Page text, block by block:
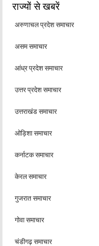
राज्यों से खबरें
अरुणाचल प्रदेश समाचार
असम समाचार
आंध्र प्रदेश समाचार
उत्तर प्रदेश समाचार
उत्तराखंड समाचार
ओड़िशा समाचार
कर्नाटक समाचार
केरल समाचार
गुजरात समाचार
गोवा समाचार
चंडीगढ़ समाचार